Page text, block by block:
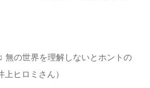
無の世界を理解しないとホントの
ヒロミさん）